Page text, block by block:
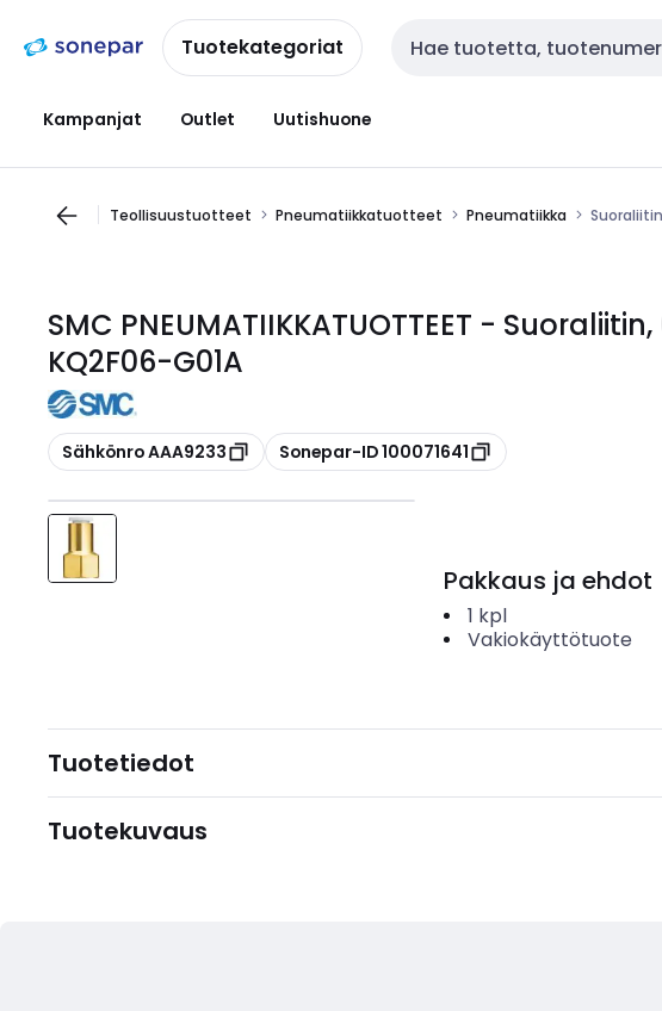
navigointiinsisältöönTuotekategoriat Haku
Kampanjat Outlet Uutishuone
Teollisuustuotteet Pneumatiikkatuotteet Pneumatiikka
SMC PNEUMATIIKKATUOTTEET -
KQ2F06-G01A
Kopioi
Sähkönro AAA9233 Kopioi
Sonepar-ID 100071641
Pakkaus ja ehdot
1 kpl
Vakiokäyttötuote
Tuotetiedot
Tuotekuvaus